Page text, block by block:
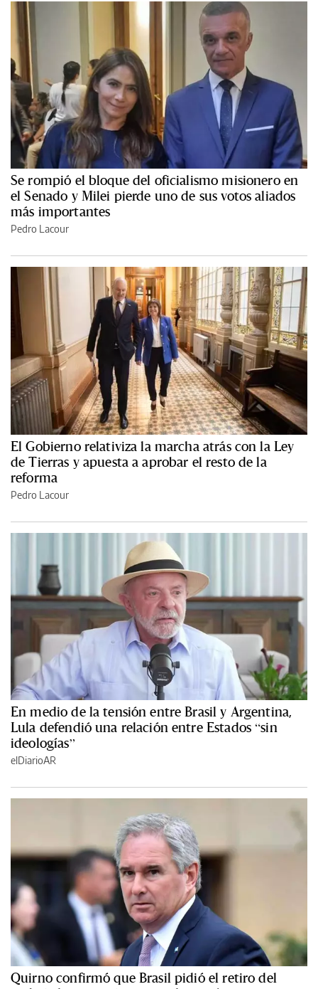
Se rompió el bloque del oficialismo misionero en
el Senado y Milei pierde uno de sus votos aliados
más importantes
Pedro Lacour
El Gobierno relativiza la marcha atrás con la Ley
de Tierras y apuesta a aprobar el resto de la
reforma
Pedro Lacour
En medio de la tensión entre Brasil y Argentina,
Lula defendió una relación entre Estados “sin
ideologías”
elDiarioAR
Quirno confirmó que Brasil pidió el retiro del